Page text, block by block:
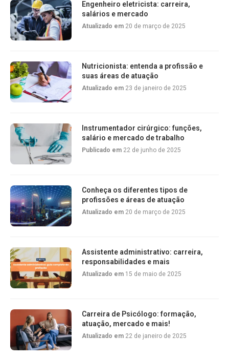
Engenheiro eletricista: carreira,
salários e mercado
Atualizado em 20 de março de 2025
Nutricionista: entenda a profissão e
suas áreas de atuação
Atualizado em 23 de janeiro de 2025
Instrumentador cirúrgico: funções,
salário e mercado de trabalho
Publicado em 22 de junho de 2025
Conheça os diferentes tipos de
profissões e áreas de atuação
Atualizado em 20 de março de 2025
Assistente administrativo: carreira,
responsabilidades e mais
Atualizado em 15 de maio de 2025
Carreira de Psicólogo: formação,
atuação, mercado e mais!
Atualizado em 22 de janeiro de 2025